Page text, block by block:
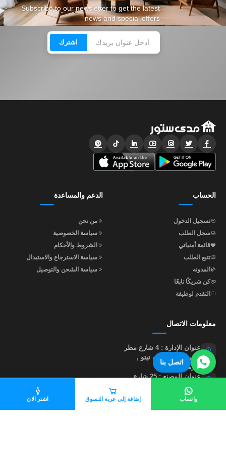
اتصل بنا
واتساب إضافة إلى عربة التسوق اشتر الان
Subscribe to our newsletter to get the latest
news and special offers
اشترك
الحساب
تسجيل الدخول
سجل الطلب
قائمة أمنياتي
تتبع الطلب
المدونه
كن شريكًا تابعًا
التقدم لوظيفة
الدعم والمساعدة
من نحن
سياسة الخصوصية
الشروط والأحكام
سياسة الاسترجاع والاستبدال
سياسة الشحن والتوصيل
معلومات الاتصال
عنوان الإدارة : 4 شارع مطر
متفرع من جوزيف تيتو ,
النزهة , القاهرة
عنوان المصنع : 25 شارع
إبراهيم أبو النجا , متفرع من
شارع مؤسسة الزكاة , خلف